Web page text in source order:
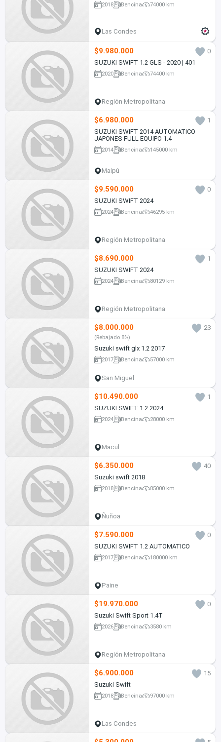
2018 Bencina 74000 km
Las Condes
$9.980.000
0
SUZUKI SWIFT 1.2 GLS - 2020 | 401
2020 Bencina 74400 km
Región Metropolitana
$6.980.000
1
SUZUKI SWIFT 2014 AUTOMATICO
JAPONES FULL EQUIPO 1.4
2014 Bencina 145000 km
Maipú
$9.590.000
0
SUZUKI SWIFT 2024
2024 Bencina 46295 km
Región Metropolitana
$8.690.000
1
SUZUKI SWIFT 2024
2024 Bencina 80129 km
Región Metropolitana
$8.000.000 23
(Rebajado 8%)
Suzuki swift glx 1.2 2017
2017 Bencina 57000 km
San Miguel
$10.490.000
1
SUZUKI SWIFT 1.2 2024
2024 Bencina 28000 km
Macul
$6.350.000
40
Suzuki swift 2018
2018 Bencina 85000 km
Ñuñoa
$7.590.000
0
SUZUKI SWIFT 1.2 AUTOMATICO
2017 Bencina 180000 km
Paine
$19.970.000
0
Suzuki Swift Sport 1.4T
2026 Bencina 3580 km
Región Metropolitana
$6.900.000
15
Suzuki Swift
2018 Bencina 97000 km
Las Condes